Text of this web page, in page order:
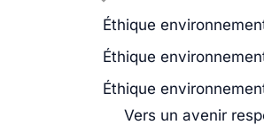
Éthique
Éthique
Éthique
Vers un avenir